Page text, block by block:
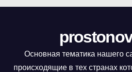
г
Основная тематика нашего
происходящие в тех странах